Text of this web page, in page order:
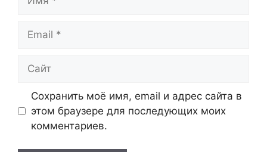
Email
Сайт
Сохранить моё имя, email и адрес сайта в
этом браузере для последующих моих
комментариев.